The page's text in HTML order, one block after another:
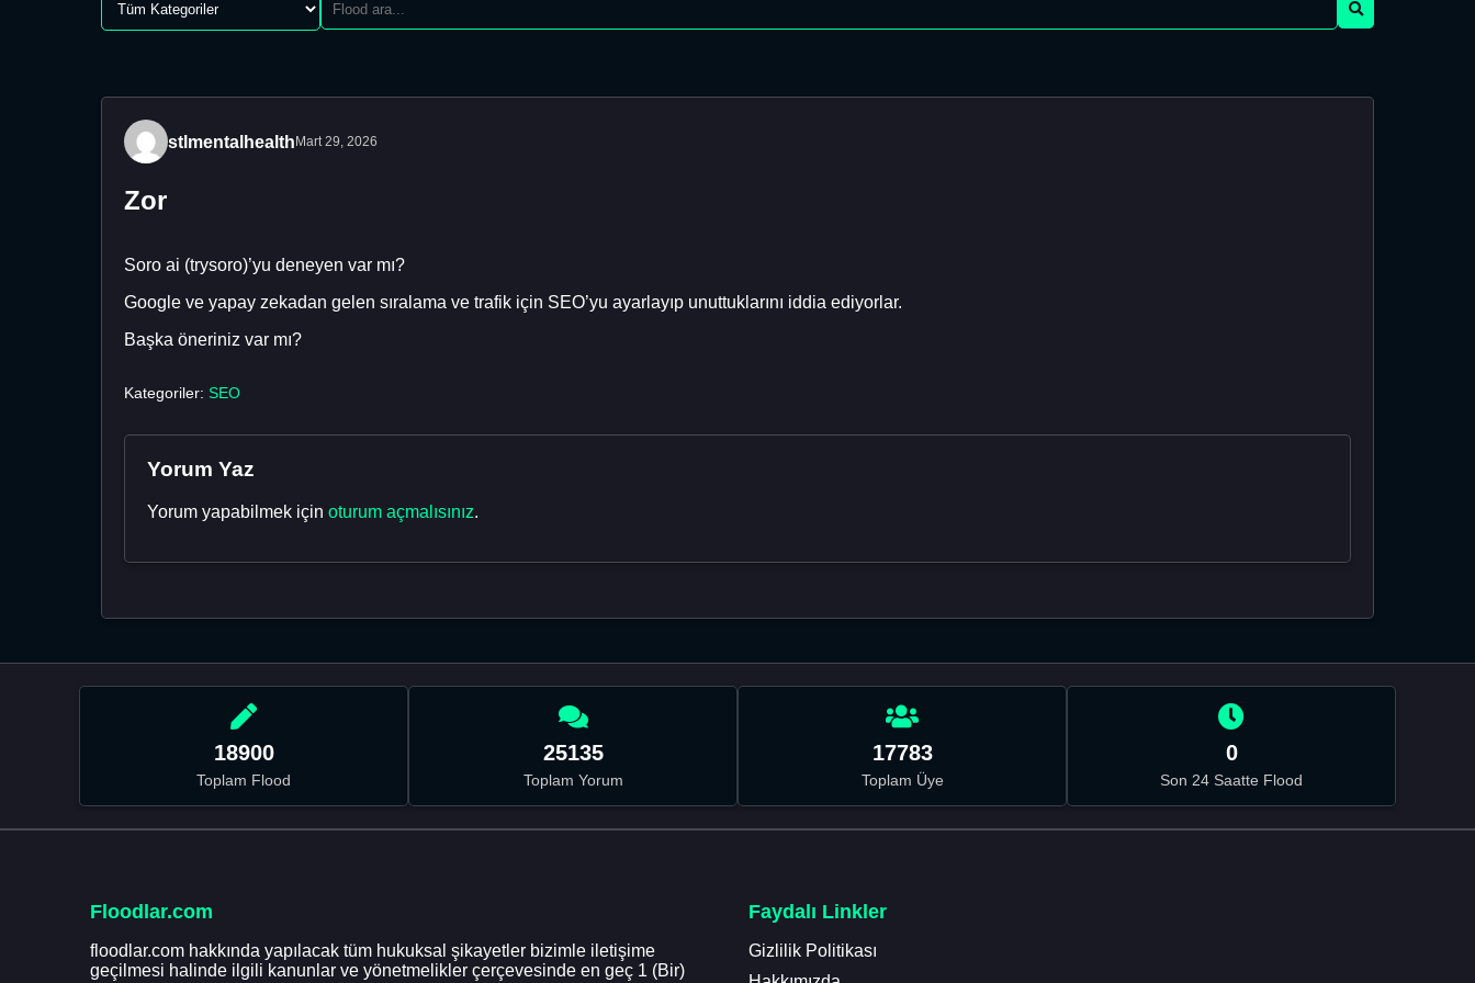
stlmentalhealth Mart 29, 2026
Zor
Soro ai (trysoro)’yu deneyen var mı?
Google ve yapay zekadan gelen sıralama ve trafik için SEO’yu ayarlayıp unuttuklarını iddia ediyorlar.
Başka öneriniz var mı?
Kategoriler: SEO
Yorum Yaz
Yorum yapabilmek için oturum açmalısınız.
18900
Toplam Flood
25135
Toplam Yorum
17783
Toplam Üye
0
Son 24 Saatte Flood
Floodlar.com
floodlar.com hakkında yapılacak tüm hukuksal şikayetler bizimle iletişime
geçilmesi halinde ilgili kanunlar ve yönetmelikler çerçevesinde en geç 1 (Bir)
Faydalı Linkler
Gizlilik Politikası